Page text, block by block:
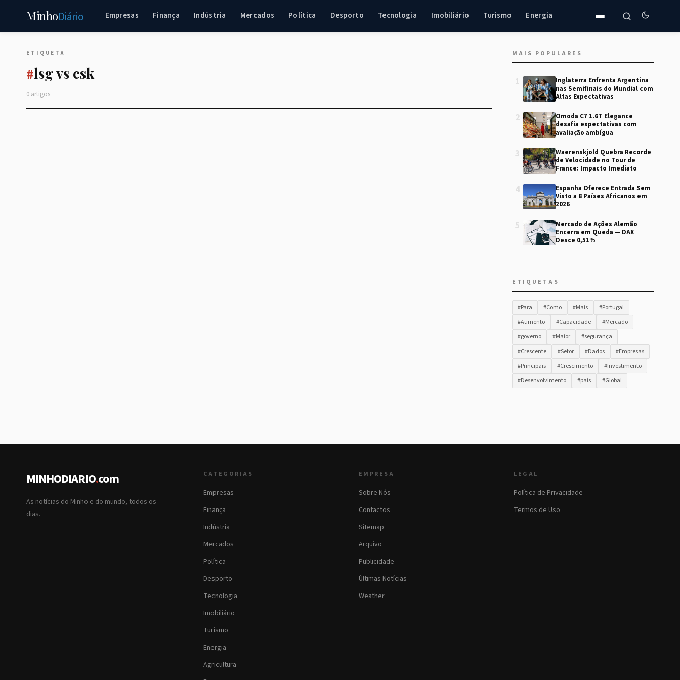
MinhoDiário Empresas Finança Indústria Mercados Política Desporto Tecnologia Imobiliário Turismo Energia
ETIQUETA
#lsg vs csk
0 artigos
MAIS POPULARES
1
Inglaterra Enfrenta Argentina
nas Semifinais do Mundial com
Altas Expectativas
2
Omoda C7 1.6T Elegance
desafia expectativas com
avaliação ambígua
3
Waerenskjold Quebra Recorde
de Velocidade no Tour de
France: Impacto Imediato
4
Espanha Oferece Entrada Sem
Visto a 8 Países Africanos em
2026
5
Mercado de Ações Alemão
Encerra em Queda — DAX
Desce 0,51%
ETIQUETAS
#Para #Como #Mais
#Portugal
#Aumento
#Capacidade
#Mercado
#governo
#Maior
#segurança
#Crescente
#Setor #Dados
#Empresas
#Principais
#Crescimento
#Investimento
#Desenvolvimento
#pais #Global
MINHODIARIO.com
As notícias do Minho e do mundo, todos os
dias.
CATEGORIAS
Empresas
Finança
Indústria
Mercados
Política
Desporto
Tecnologia
Imobiliário
Turismo
Energia
Agricultura
EMPRESA
Sobre Nós
Contactos
Sitemap
Arquivo
Publicidade
Últimas Notícias
Weather
LEGAL
Política de Privacidade
Termos de Uso